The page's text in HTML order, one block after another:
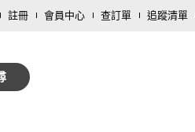
註冊 會員中心 查訂單 追蹤清單